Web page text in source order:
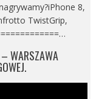
8,
TwistGrip,
WARSZAWA